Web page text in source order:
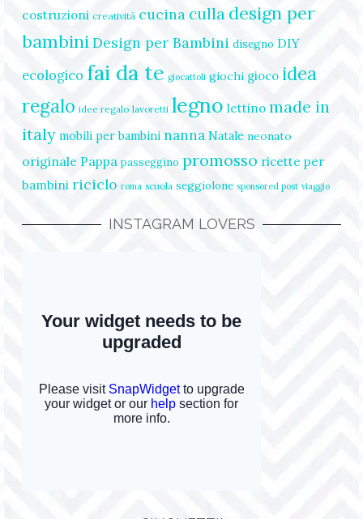
costruzioni creatività cucina culla design per
bambiniDesign per Bambini disegno DIY
ecologico fai da te giocattoli giochi gioco idea
regalo idee regalo lavoretti legno lettino made in
italy mobili per bambini nanna Natale neonato
originale Pappa passeggino promosso ricette per
bambini riciclo roma scuola seggiolone sponsored post viaggio
INSTAGRAM LOVERS